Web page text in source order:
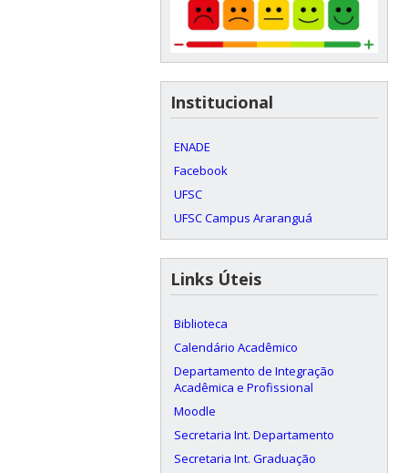
Institucional
ENADE
Facebook
UFSC
UFSC Campus Araranguá
Links Úteis
Biblioteca
Calendário Acadêmico
Departamento de Integração
Acadêmica e Profissional
Moodle
Secretaria Int. Departamento
Secretaria Int. Graduação